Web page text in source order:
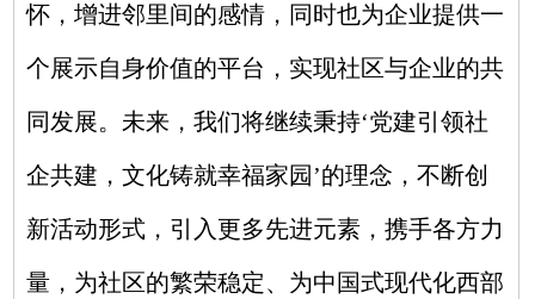
怀，增进邻里间的感情，同时也为企业提供一
个展示自身价值的平台，实现社区与企业的共
同发展。未来，我们将继续秉持‘党建引领社
企共建，文化铸就幸福家园’的理念，不断创
新活动形式，引入更多先进元素，携手各方力
量，为社区的繁荣稳定、为中国式现代化西部